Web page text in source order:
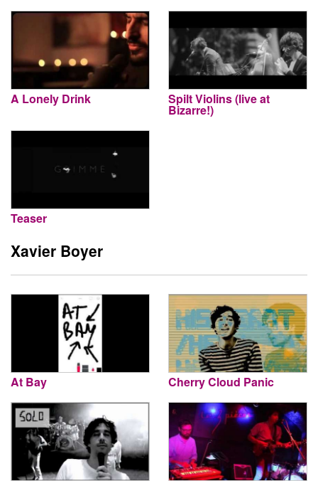
A Lonely Drink Spilt Violins (live at
Bizarre!)
Teaser
Xavier Boyer
At Bay Cherry Cloud Panic